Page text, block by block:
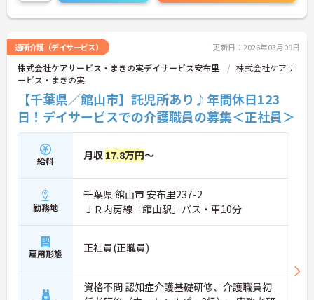
通所介護（デイサービス） 更新日：2026年03月09日
株式会社ケアサービス・まきの実デイサービス安布里
株式会社ケアサ
ービス・まきの実
【千葉県／館山市】託児所あり♪年間休日123
日！デイサービスでの介護職員の募集＜正社員＞
給料 月収 17.8万円～
勤務地
千葉県 館山市 安布里237-2
ＪＲ内房線「館山駅」バス・車10分
雇用形態 正社員(正職員)
資格不問 認知症介護基礎研修、介護職員初